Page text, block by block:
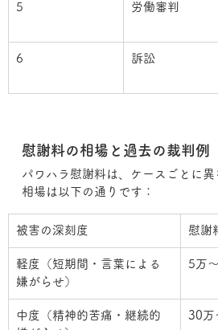
5 労働審判
6 訴訟
慰謝料の相場と過去の裁判例
パワハラ慰謝料は、ケースごとに
相場は以下の通りです：
被害の深刻度 慰謝
軽度（短期間・言葉による
嫌がらせ）
5万
中度（精神的苦痛・継続的
30万